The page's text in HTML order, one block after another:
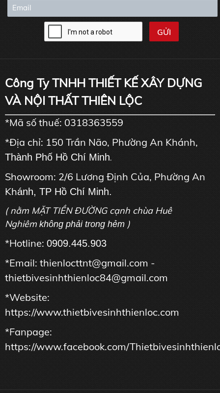
Công Ty TNHH THIẾT KẾ XÂY DỰNG
VÀ NỘI THẤT THIÊN LỘC
*Mã số thuế: 0318363559
*Địa chỉ: 150 Trần Não, Phường An Khánh,
Thành Phố Hồ Chí Minh.
Showroom: 2/6 Lương Định Của, Phường An
Khánh, TP Hồ Chí Minh.
( nằm MẶT TIỀN ĐƯỜNG cạnh chùa Huê
Nghiêm không phải trong hẻm )
*Hotline: 0909.445.903
*Email: thienlocttnt@gmail.com -
thietbivesinhthienloc84@gmail.com
*Website:
https://www.thietbivesinhthienloc.com
*Fanpage:
https://www.facebook.com/